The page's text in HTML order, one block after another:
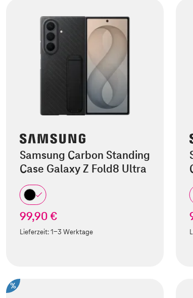
Samsung Carbon Standing
Case Galaxy Z Fold8 Ultra
99,90 €
Lieferzeit:1-3 Werktage
%